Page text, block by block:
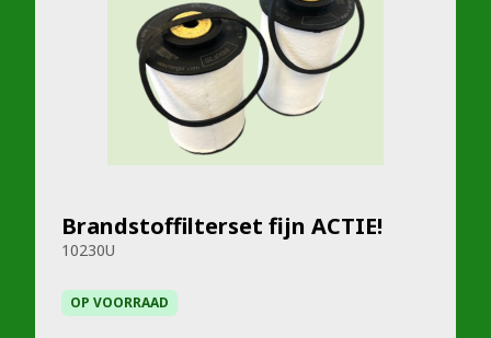
Brandstoffilterset fijn ACTIE!
10230U
OP VOORRAAD